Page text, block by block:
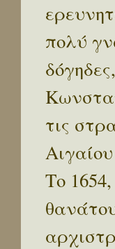
πολύ
τις
Το